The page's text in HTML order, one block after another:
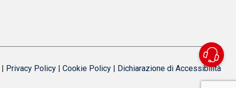
| Privacy Policy | Cookie Policy | Dichiarazione di Accessibilità